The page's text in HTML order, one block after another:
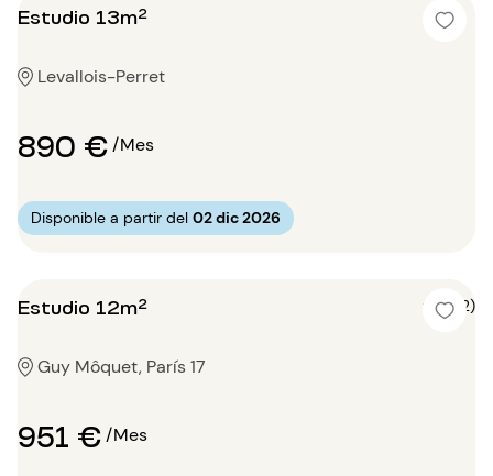
Estudio 13m²
Levallois-Perret
890 €/Mes
Disponible a partir del 02 dic 2026
Estudio 12m² 4 (2)
Guy Môquet, París 17
951 €/Mes